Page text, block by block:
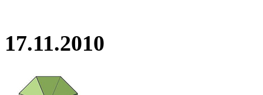
17.11.2010